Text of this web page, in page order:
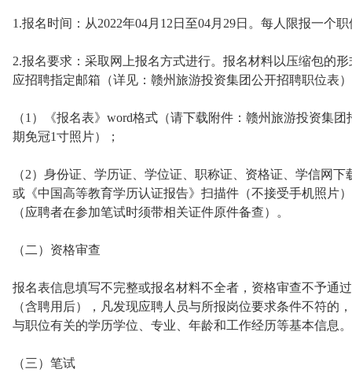
1.报名时间：从2022年04月12日至04月29日。每人限报一个
2.报名要求：采取网上报名方式进行。报名材料以压缩包的
应招聘指定邮箱（详见：赣州旅游投资集团公开招聘职位表
（1）《报名表》word格式（请下载附件：赣州旅游投资集
期免冠1寸照片）；
（2）身份证、学历证、学位证、职称证、资格证、学信网
或《中国高等教育学历认证报告》扫描件（不接受手机照片
（应聘者在参加笔试时须带相关证件原件备查）。
（二）资格审查
报名表信息填写不完整或报名材料不全者，资格审查不予通
（含聘用后），凡发现应聘人员与所报岗位要求条件不符的
与职位有关的学历学位、专业、年龄和工作经历等基本信息。
（三）笔试